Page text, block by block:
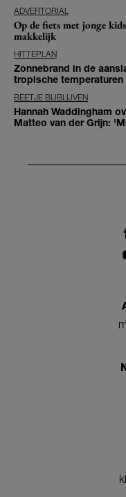
ADVERTORIAL
Op de fiets met jonge
makkelijk
HITTEPLAN
Zonnebrand in de
tropische temperaturen
BEETJE BIJBLIJVEN
Hannah Waddingham
Matteo van der Grijn: